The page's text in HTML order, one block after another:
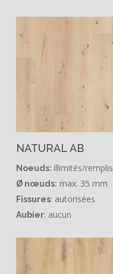
NATURAL AB
Noeuds: illimités/remplis
Ø nœuds: max. 35 mm
Fissures: autorisées
Aubier: aucun